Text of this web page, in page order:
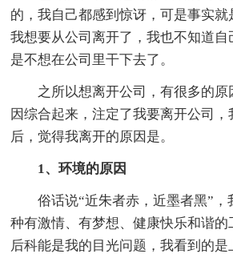
的，我自己都感到惊讶，可是事实就
我想要从公司离开了，我也不知道
是不想在公司里干下去了。
之所以想离开公司，有很多的原
因综合起来，注定了我要离开公司，
后，觉得我离开的原因是。
1、环境的原因
俗话说“近朱者赤，近墨者黑”，
种有激情、有梦想、健康快乐和谐的
后科能是我的目光问题，我看到的